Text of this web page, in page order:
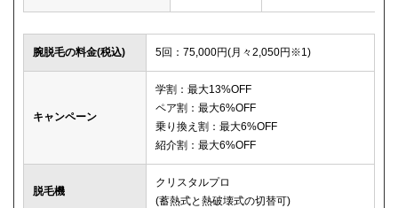
腕脱毛の料金(税込) 5回：75,000円(月々2,050円※1)
キャンペーン
学割：最大13%OFF
ペア割：最大6%OFF
乗り換え割：最大6%OFF
紹介割：最大6%OFF
脱毛機
クリスタルプロ
(蓄熱式と熱破壊式の切替可)